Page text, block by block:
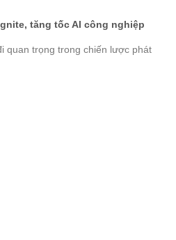
tăng tốc AI công nghiệp
quan trọng trong chiến lược phát